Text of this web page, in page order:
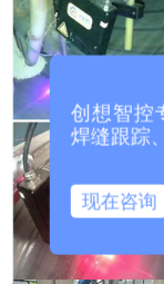
创想智控
焊缝跟踪
现在咨询